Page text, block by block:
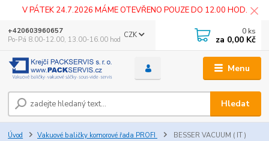
V PÁTEK 24.7.2026 MÁME OTEVŘENO POUZE DO 12.00 HOD.
Menu
CZK
Hledat
+420603960657
Po-Pá 8.00-12.00, 13.00-16.00 hod
0 ks
za 0,00 Kč
Úvod Vakuové baličky komorové řada PROFI BESSER VACUUM ( IT )